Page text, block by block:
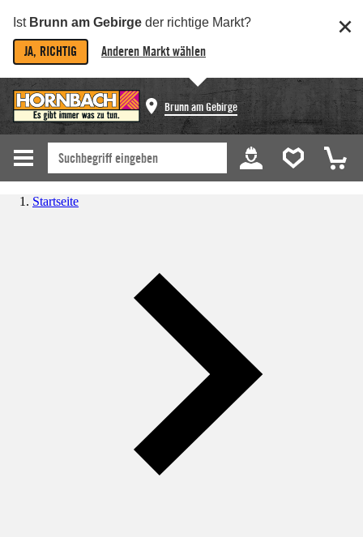
Ist Brunn am Gebirge der richtige Markt?
JA, RICHTIG Anderen Markt wählen
Brunn am Gebirge
Startseite